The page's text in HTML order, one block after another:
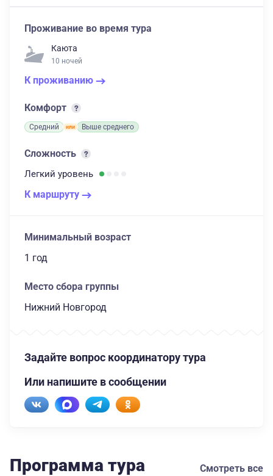
Проживание во время тура
Каюта
10 ночей
К проживанию
Комфорт
Средний Выше среднего
Сложность
Легкий уровень
К маршруту
Минимальный возраст
1 год
Место сбора группы
Нижний Новгород
Задайте вопрос координатору тура
Или напишите в сообщении
Программа тура Смотреть все